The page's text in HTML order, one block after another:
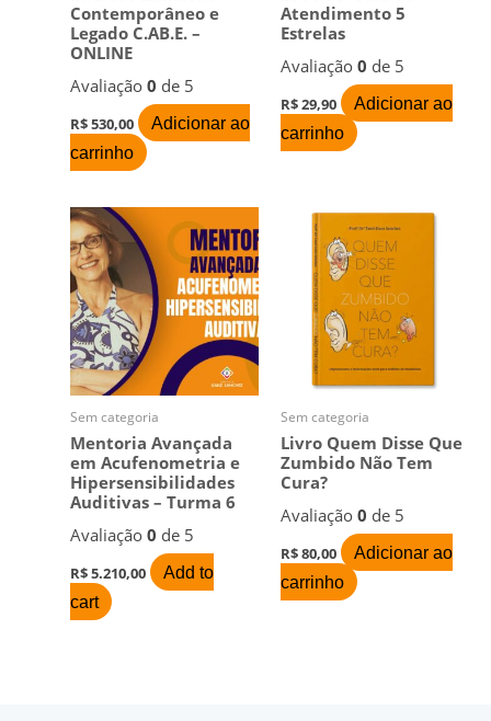
Contemporâneo e
Legado C.AB.E. –
ONLINE
Avaliação 0 de 5
R$530,00
Adicionar ao
carrinho
Atendimento 5
Estrelas
Avaliação 0 de 5
R$29,90
Adicionar ao
carrinho
Sem categoria
Mentoria Avançada
em Acufenometria e
Hipersensibilidades
Auditivas – Turma 6
Avaliação 0 de 5
R$5.210,00
Add to
cart
Sem categoria
Livro Quem Disse Que
Zumbido Não Tem
Cura?
Avaliação 0 de 5
R$80,00
Adicionar ao
carrinho